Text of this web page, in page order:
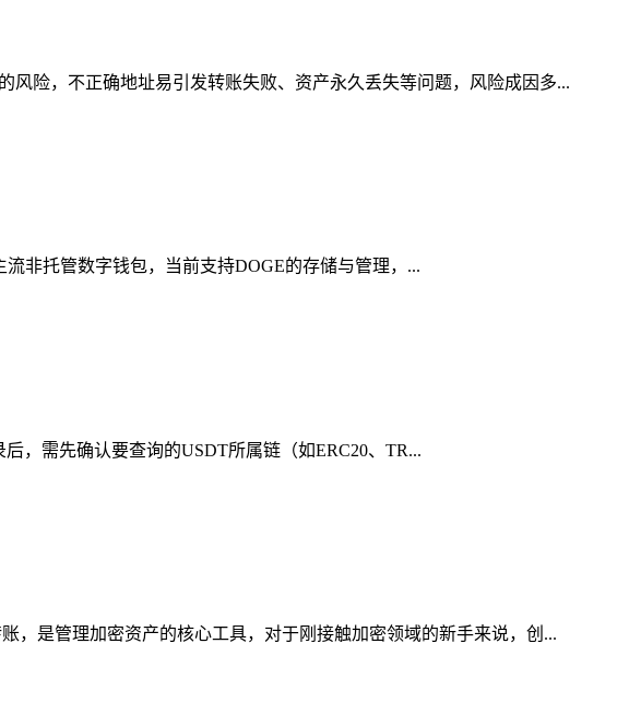
险，不正确地址易引发转账失败、资产永久丢失等问题，风险成因多...
非托管数字钱包，当前支持DOGE的存储与管理，...
，需先确认要查询的USDT所属链（如ERC20、TR...
，是管理加密资产的核心工具，对于刚接触加密领域的新手来说，创...